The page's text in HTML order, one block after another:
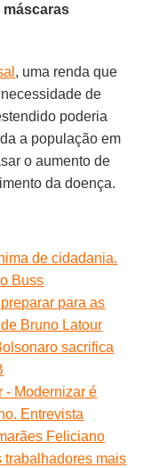
máscaras
, uma renda que
de
poderia
a população em
o aumento de
da doença.
de cidadania.
Buss
para as
Bruno Latour
sacrifica
- Modernizar é
Entrevista
Feliciano
trabalhadores mais